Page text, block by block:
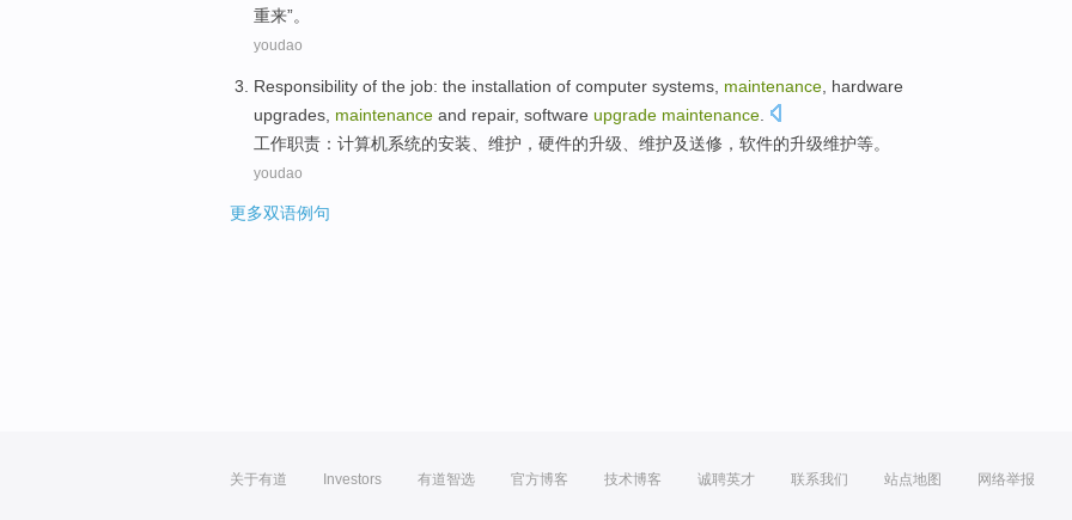
重来”。
youdao
Responsibility of the job: the installation of computer systems maintenance hardware
upgrades maintenance and repair, software upgrade maintenance
工作职责 ： 计算机系统的安装 维护 ， 硬件的升级 、维护及送修 ， 软件的升级维护等。
youdao
更多双语例句
关于有道 Investors 有道智选 官方博客 技术博客 诚聘英才 联系我们 站点地图 网络举报